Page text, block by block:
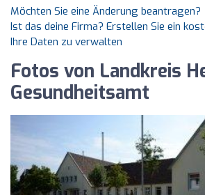
Möchten Sie eine Änderung beantragen?
Ist das deine Firma? Erstellen Sie ein
Ihre Daten zu verwalten
Fotos von Landkreis
Gesundheitsamt